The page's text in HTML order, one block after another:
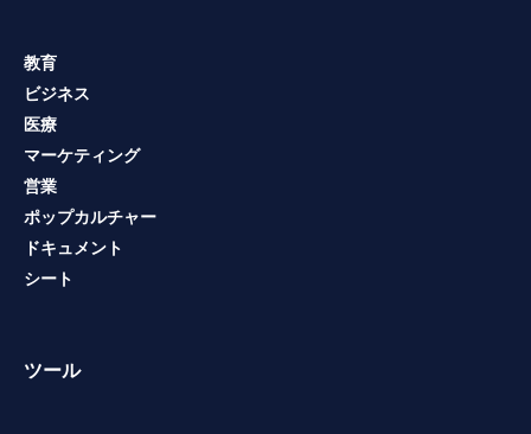
教育
ビジネス
医療
マーケティング
営業
ポップカルチャー
ドキュメント
シート
ツール